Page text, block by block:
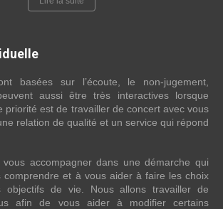
basées sur l’écoute, le non-jugement,
aussi être très interactives lorsque
priorité est de travailler de concert avec vous
relation de qualité et un service qui répond
accompagner dans une démarche qui
comprendre et à vous aider à faire les choix
de vie. Nous allons travailler de
afin de vous aider à modifier certains